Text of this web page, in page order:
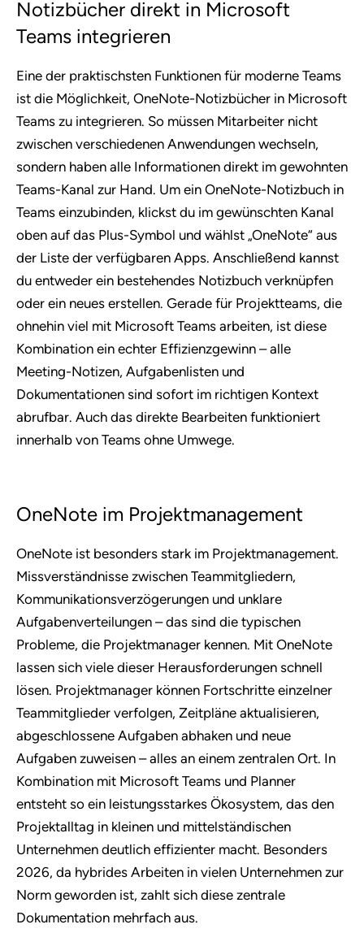
Notizbücher direkt in Microsoft
Teams integrieren
Eine der praktischsten Funktionen für moderne Teams
ist die Möglichkeit, OneNote-Notizbücher in Microsoft
Teams zu integrieren. So müssen Mitarbeiter nicht
zwischen verschiedenen Anwendungen wechseln,
sondern haben alle Informationen direkt im gewohnten
Teams-Kanal zur Hand. Um ein OneNote-Notizbuch in
Teams einzubinden, klickst du im gewünschten Kanal
oben auf das Plus-Symbol und wählst „OneNote“ aus
der Liste der verfügbaren Apps. Anschließend kannst
du entweder ein bestehendes Notizbuch verknüpfen
oder ein neues erstellen. Gerade für Projektteams, die
ohnehin viel mit Microsoft Teams arbeiten, ist diese
Kombination ein echter Effizienzgewinn – alle
Meeting-Notizen, Aufgabenlisten und
Dokumentationen sind sofort im richtigen Kontext
abrufbar. Auch das direkte Bearbeiten funktioniert
innerhalb von Teams ohne Umwege.
OneNote im Projektmanagement
OneNote ist besonders stark im Projektmanagement.
Missverständnisse zwischen Teammitgliedern,
Kommunikationsverzögerungen und unklare
Aufgabenverteilungen – das sind die typischen
Probleme, die Projektmanager kennen. Mit OneNote
lassen sich viele dieser Herausforderungen schnell
lösen. Projektmanager können Fortschritte einzelner
Teammitglieder verfolgen, Zeitpläne aktualisieren,
abgeschlossene Aufgaben abhaken und neue
Aufgaben zuweisen – alles an einem zentralen Ort. In
Kombination mit Microsoft Teams und Planner
entsteht so ein leistungsstarkes Ökosystem, das den
Projektalltag in kleinen und mittelständischen
Unternehmen deutlich effizienter macht. Besonders
2026, da hybrides Arbeiten in vielen Unternehmen zur
Norm geworden ist, zahlt sich diese zentrale
Dokumentation mehrfach aus.